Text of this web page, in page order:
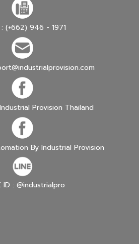
(+662) 946 - 1971
Provision Thailand
By Industrial Provision
ID : @industrialpro